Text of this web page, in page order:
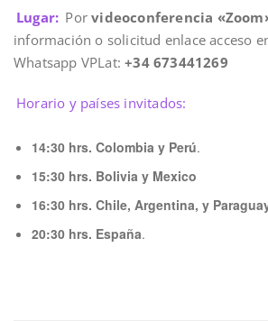
Lugar: Porvideoconferencia
información o solicitud enlace acceso
Whatsapp VPLat:+34 673441269
Horario y países invitados:
14:30 hrs. Colombia y Perú.
15:30 hrs. Bolivia y Mexico
16:30 hrs. Chile, Argentina, y
20:30 hrs. España.